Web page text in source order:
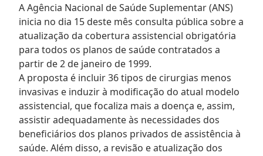
A Agência Nacional de Saúde Suplementar (ANS)
inicia no dia 15 deste mês consulta pública sobre a
atualização da cobertura assistencial obrigatória
para todos os planos de saúde contratados a
partir de 2 de janeiro de 1999.
A proposta é incluir 36 tipos de cirurgias menos
invasivas e induzir à modificação do atual modelo
assistencial, que focaliza mais a doença e, assim,
assistir adequadamente às necessidades dos
beneficiários dos planos privados de assistência à
saúde. Além disso, a revisão e atualização dos